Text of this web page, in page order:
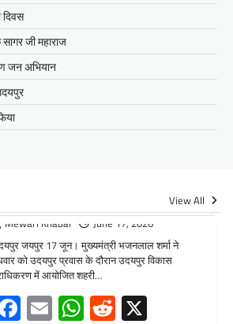
दिवस
जी महाराज
जन अभियान
View All
Facebook
EmailWhatsApp
Reddit
X
जोशी
रथ अभियान पहुंचा लकड़वास, सांसद
अंतिम पायदान पर बैठे व्यक्ति तक योजनाओं का लाभ
और उसे मुख्यधारा…
Facebook
EmailWhatsApp
Reddit
X